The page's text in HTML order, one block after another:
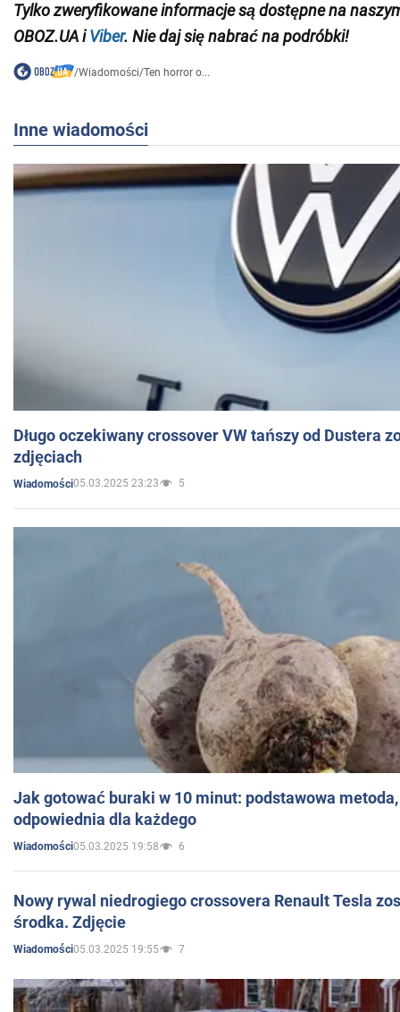
Tylko zweryfikowane informacje są dostępne na
OBOZ.UA iViber. Nie daj się nabrać na podróbki!
/Wiadomości/Ten horror o...
Inne wiadomości
Długo oczekiwany crossover VW tańszy od Dustera
zdjęciach
Wiadomości05.03.2025 23:23 5
Jak gotować buraki w 10 minut: podstawowa
odpowiednia dla każdego
Wiadomości05.03.2025 19:58 6
Nowy rywal niedrogiego crossovera Renault Tesla
środka. Zdjęcie
Wiadomości05.03.2025 19:55 7